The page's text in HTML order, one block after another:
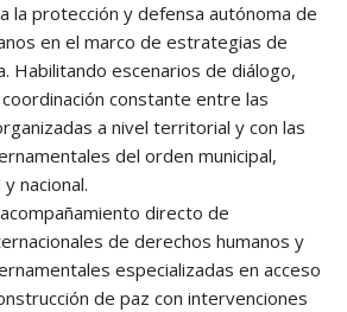
la protección y defensa autónoma de
en el marco de estrategias de
Habilitando escenarios de diálogo,
constante entre las
a nivel territorial y con las
del orden municipal,
nacional.
directo de
de derechos humanos y
especializadas en acceso
de paz con intervenciones